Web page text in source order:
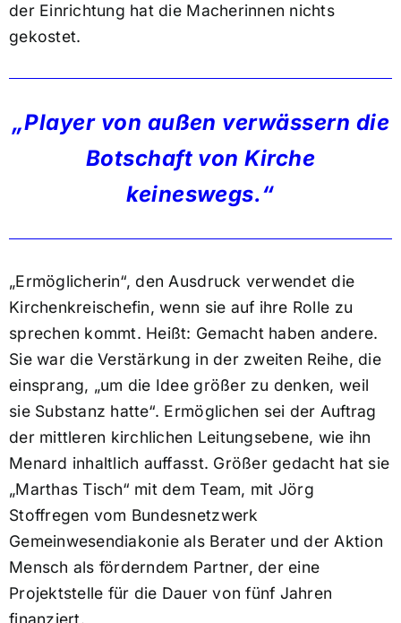
der Einrichtung hat die Macherinnen nichts
gekostet.
„Player von außen verwässern die
Botschaft von Kirche
keineswegs.“
„Ermöglicherin“, den Ausdruck verwendet die
Kirchenkreischefin, wenn sie auf ihre Rolle zu
sprechen kommt. Heißt: Gemacht haben andere.
Sie war die Verstärkung in der zweiten Reihe, die
einsprang, „um die Idee größer zu denken, weil
sie Substanz hatte“. Ermöglichen sei der Auftrag
der mittleren kirchlichen Leitungsebene, wie ihn
Menard inhaltlich auffasst. Größer gedacht hat sie
„Marthas Tisch“ mit dem Team, mit Jörg
Stoffregen vom Bundesnetzwerk
Gemeinwesendiakonie als Berater und der Aktion
Mensch als förderndem Partner, der eine
Projektstelle für die Dauer von fünf Jahren
finanziert.